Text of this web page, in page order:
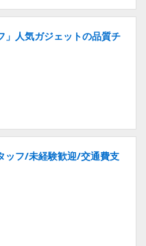
」人気ガジェットの品質チ
ッフ/未経験歓迎/交通費支